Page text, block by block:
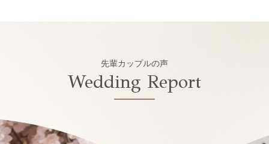
先輩カップルの声
Wedding Report